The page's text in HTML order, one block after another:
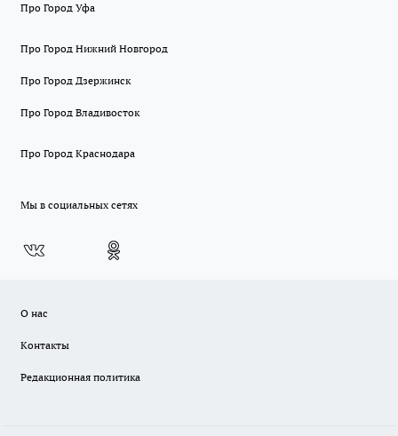
Про Город Уфа
Про Город Нижний Новгород
Про Город Дзержинск
Про Город Владивосток
Про Город Краснодара
Мы в социальных сетях
О нас
Контакты
Редакционная политика